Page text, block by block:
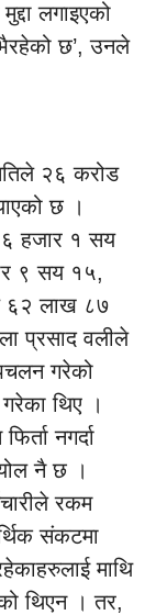
लगाइएको
छ’, उनले
२६ करोड
छ ।
हजार १ सय
९ सय १५,
६२ लाख ८७
प्रसाद वलीले
गरेको
गरेका थिए ।
नगर्दा
नै छ ।
रकम
संकटमा
माथि
थिएन । तर,